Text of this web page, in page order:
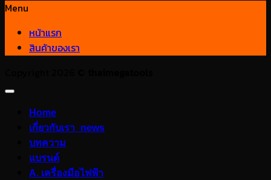
Menu
หน้าแรก
สินค้าของเรา
Home
เกี่ยวกับเรา_news
บทความ
แบรนด์
A. เครื่องมือไฟฟ้า